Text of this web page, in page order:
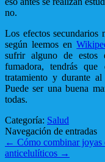
no.
Los efectos secundarios
según leemos en
sufrir alguno de estos
fumadora, tendrás
tratamiento y durante
Puede ser una buena
todas.
Categoría: Salud
Navegación de entradas
← Cómo combinar joyas
anticelulíticos →